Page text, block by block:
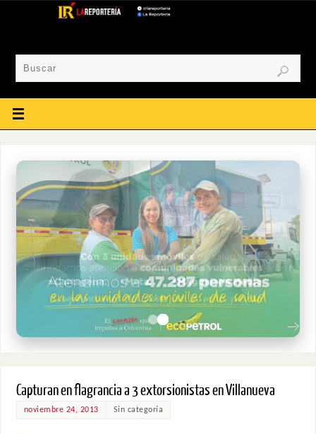
Capturan en flagrancia a 3 extorsionistas en Villanueva
noviembre 24, 2013 Sin categoría